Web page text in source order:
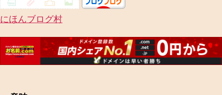
にほんブログ村